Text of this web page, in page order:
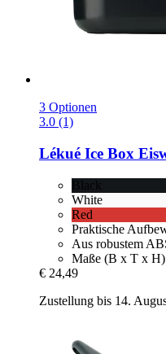
3 Optionen
3.0 (1)
Lékué Ice Box
Black
White
Red
Praktische
Aus robustem
Maße (B x T x
€ 24,49
Zustellung bis 14.